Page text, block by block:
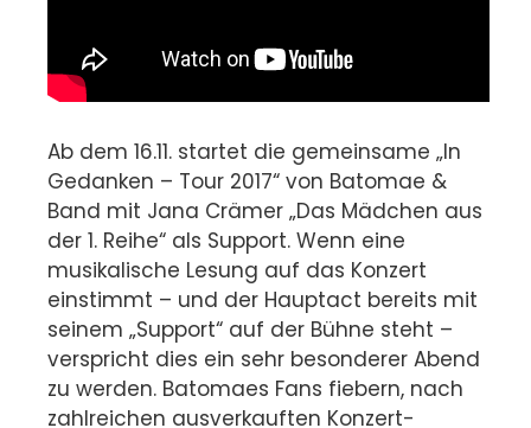
Ab dem 16.11. startet die gemeinsame „In
Gedanken – Tour 2017“ von Batomae &
Band mit Jana Crämer „Das Mädchen aus
der 1. Reihe“ als Support. Wenn eine
musikalische Lesung auf das Konzert
einstimmt – und der Hauptact bereits mit
seinem „Support“ auf der Bühne steht –
verspricht dies ein sehr besonderer Abend
zu werden. Batomaes Fans fiebern, nach
zahlreichen ausverkauften Konzert-